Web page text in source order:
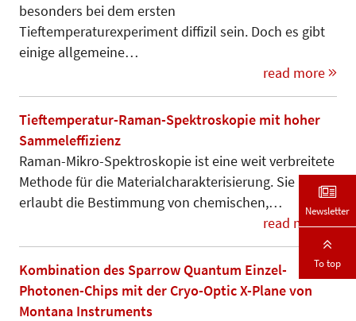
besonders bei dem ersten
Tieftemperaturexperiment diffizil sein. Doch es gibt
einige allgemeine…
read more
Tieftemperatur-Raman-Spektroskopie mit hoher
Sammeleffizienz
Raman-Mikro-Spektroskopie ist eine weit verbreitete
Methode für die Materialcharakterisierung. Sie
erlaubt die Bestimmung von chemischen,…
read more
Kombination des Sparrow Quantum Einzel-
Photonen-Chips mit der Cryo-Optic X-Plane von
Montana Instruments
Newsletter
To top